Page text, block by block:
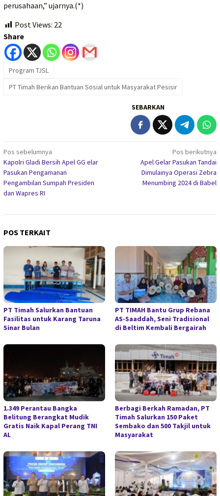
perusahaan,” ujarnya.(*)
Post Views: 22
Share
Program TJSL
PT Timah Berikan Bantuan Sosial untuk Masyarakat Pesisir
SEBARKAN
Navigasi
pos
Pos sebelumnya
Kapolri Gladi Bersih Apel GG elar
Pasukan Pengamanan
Pengambilan Sumpah Presiden
dan Wapres RI
Pos berikutnya
Apel Gelar Pasukan Tandai
Dimulainya Operasi Zebra
Menumbing 2024 di Babel
POS TERKAIT
PT Timah Salurkan Bantuan
Fasilitas untuk Karang Taruna
Sinar Bulan
PT TIMAH Bantu Grup Rebana
AS-Saaddah, Seni Tradisional
di Beltim Kembali Bergairah
1.349 Perantau Bangka
Belitung Berangkat Mudik
Gratis Naik Kapal Perang TNI
AL
Berbagi Berkah Ramadan, PT
Timah Salurkan 150 Paket
Sembako dan 500 Takjil untuk
Masyarakat